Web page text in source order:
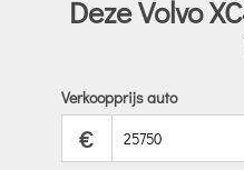
Deze Volvo
Verkoopprijs auto
€